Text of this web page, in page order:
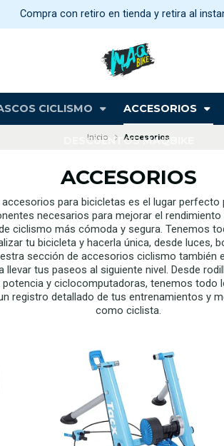
CICLISMO ACCESORIOS
DESCUENTOS MAQBIKE
Compra con retiro en tienda y retira al
Inicio Accesorios
ACCESORIOS
para bicicletas es el lugar
necesarios para mejorar el
ciclismo más cómoda y segura. Tenemos
tu bicicleta y hacerla única, desde luces,
sección de accesorios ciclismo también
llevar tus paseos al siguiente nivel. Desde
potencia y ciclocomputadoras, tenemos todo
registro detallado de tus entrenamientos y
como ciclista.